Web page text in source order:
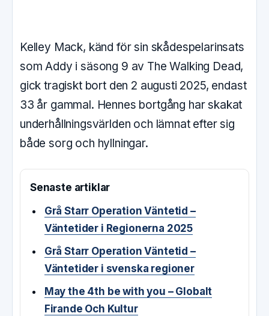
Kelley Mack, känd för sin skådespelarinsats
som Addy i säsong 9 av The Walking Dead,
gick tragiskt bort den 2 augusti 2025, endast
33 år gammal. Hennes bortgång har skakat
underhållningsvärlden och lämnat efter sig
både sorg och hyllningar.
Senaste artiklar
Grå Starr Operation Väntetid –
Väntetider i Regionerna 2025
Grå Starr Operation Väntetid –
Väntetider i svenska regioner
May the 4th be with you – Globalt
Firande Och Kultur